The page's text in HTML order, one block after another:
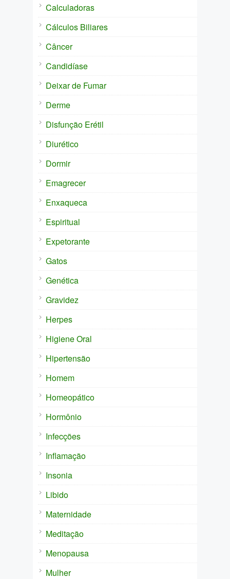
Calculadoras
Cálculos Biliares
Câncer
Candidíase
Deixar de Fumar
Derme
Disfunção Erétil
Diurético
Dormir
Emagrecer
Enxaqueca
Espiritual
Expetorante
Gatos
Genética
Gravidez
Herpes
Higiene Oral
Hipertensão
Homem
Homeopático
Hormônio
Infecções
Inflamação
Insonia
Libido
Maternidade
Meditação
Menopausa
Mulher